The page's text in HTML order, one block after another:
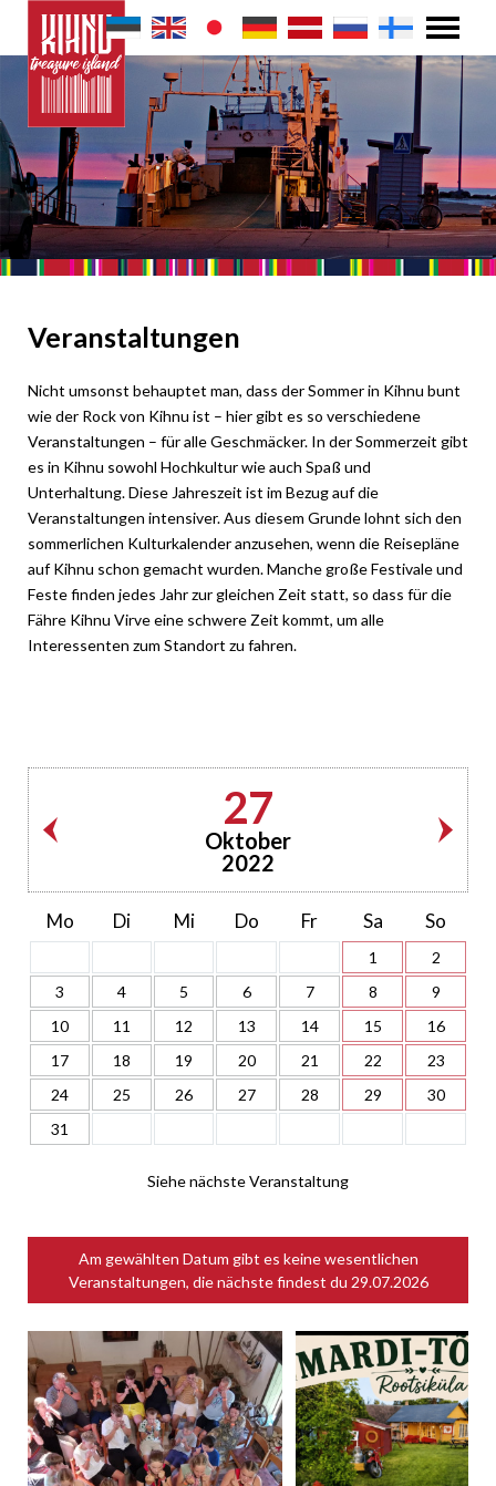
Veranstaltungen
Nicht umsonst behauptet man, dass der Sommer in Kihnu bunt
wie der Rock von Kihnu ist – hier gibt es so verschiedene
Veranstaltungen – für alle Geschmäcker. In der Sommerzeit gibt
es in Kihnu sowohl Hochkultur wie auch Spaß und
Unterhaltung. Diese Jahreszeit ist im Bezug auf die
Veranstaltungen intensiver. Aus diesem Grunde lohnt sich den
sommerlichen Kulturkalender anzusehen, wenn die Reisepläne
auf Kihnu schon gemacht wurden. Manche große Festivale und
Feste finden jedes Jahr zur gleichen Zeit statt, so dass für die
Fähre Kihnu Virve eine schwere Zeit kommt, um alle
Interessenten zum Standort zu fahren.
27
Oktober
2022
Mo Di Mi Do Fr Sa So
1
2
3
4 5 6 7 8
9
10
11 12 13 14 15
16
17
18 19 20 21 22
23
24
25 26 27 28 29
30
31
Siehe nächste Veranstaltung
Am gewählten Datum gibt es keine wesentlichen
Veranstaltungen, die nächste findest du 29.07.2026